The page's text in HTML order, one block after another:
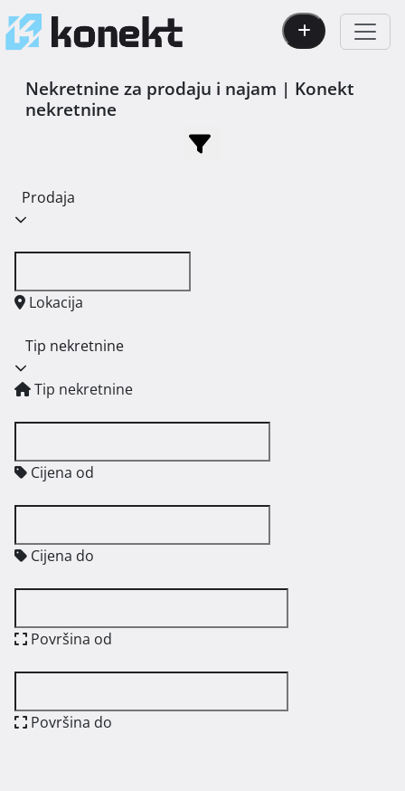
Nekretnine za prodaju i najam | Konekt
nekretnine
Prodaja
Lokacija
Tip nekretnine
Tip nekretnine
Cijena od
Cijena do
Površina od
Površina do